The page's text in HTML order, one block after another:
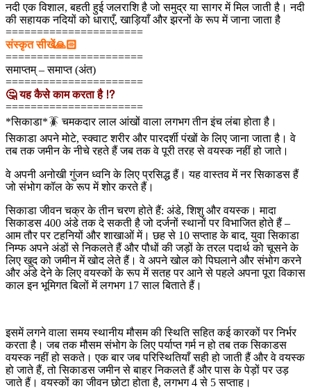
नदी एक विशाल, बहती हुई जलराशि है जो समुद्र या सागर में मिल जाती है। नदी
की सहायक नदियों को धाराएँ, खाड़ियाँ और झरनों के रूप में जाना जाता है
======================
संस्कृत सीखें🙏🏻
======================
समाप्तम् – समाप्त (अंत)
======================
🤔 यह कैसे काम करता है ⁉
======================
*सिकाडा*🪳 चमकदार लाल आंखों वाला लगभग तीन इंच लंबा होता है।
सिकाडा अपने मोटे, स्क्वाट शरीर और पारदर्शी पंखों के लिए जाना जाता है। वे
तब तक जमीन के नीचे रहते हैं जब तक वे पूरी तरह से वयस्क नहीं हो जाते।
वे अपनी अनोखी गुंजन ध्वनि के लिए प्रसिद्ध हैं। यह वास्तव में नर सिकाडस हैं
जो संभोग कॉल के रूप में शोर करते हैं।
सिकाडा जीवन चक्र के तीन चरण होते हैं: अंडे, शिशु और वयस्क। मादा
सिकाडस 400 अंडे तक दे सकती है जो दर्जनों स्थानों पर विभाजित होते हैं –
आम तौर पर टहनियों और शाखाओं में। छह से 10 सप्ताह के बाद, युवा सिकाडा
निम्फ अपने अंडों से निकलते हैं और पौधों की जड़ों के तरल पदार्थ को चूसने के
लिए खुद को जमीन में खोद लेते हैं। वे अपने खोल को पिघलाने और संभोग करने
और अंडे देने के लिए वयस्कों के रूप में सतह पर आने से पहले अपना पूरा विकास
काल इन भूमिगत बिलों में लगभग 17 साल बिताते हैं।
इसमें लगने वाला समय स्थानीय मौसम की स्थिति सहित कई कारकों पर निर्भर
करता है। जब तक मौसम संभोग के लिए पर्याप्त गर्म न हो तब तक सिकाडस
वयस्क नहीं हो सकते। एक बार जब परिस्थितियाँ सही हो जाती हैं और वे वयस्क
हो जाते हैं, तो सिकाडस जमीन से बाहर निकलते हैं और पास के पेड़ों पर उड़
जाते हैं। वयस्कों का जीवन छोटा होता है, लगभग 4 से 5 सप्ताह।